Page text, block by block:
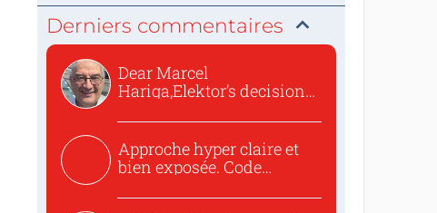
Derniers commentaires
Dear Marcel
Hariga,Elektor’s decision
Approche hyper claire et
bien exposée. Code